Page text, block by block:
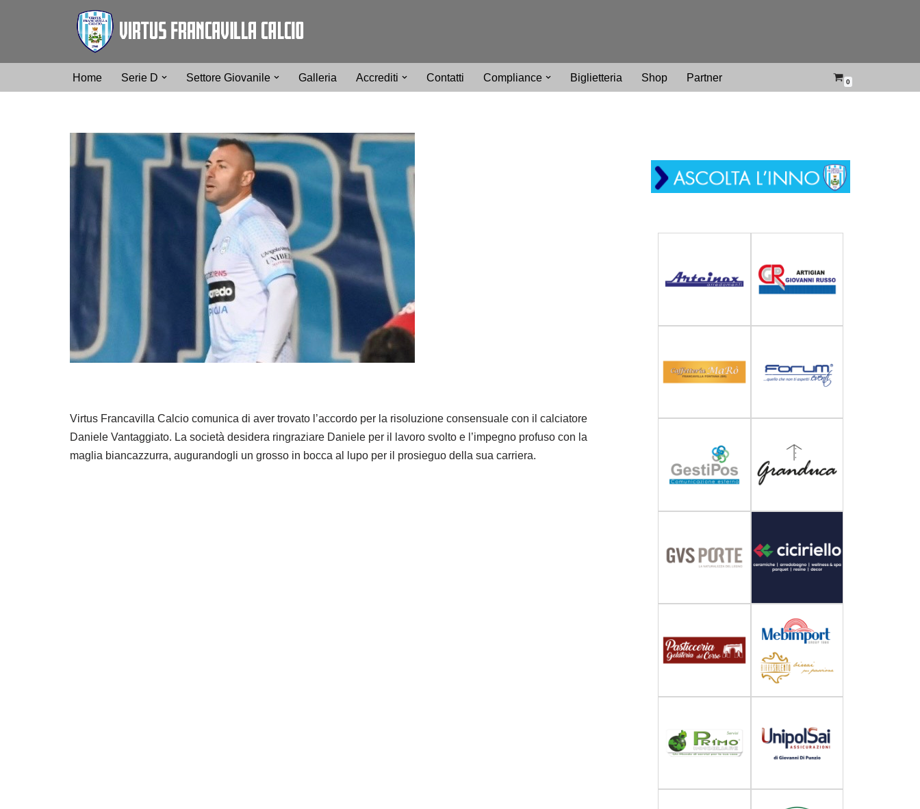
Home Serie D Settore Giovanile Galleria Accrediti Contatti Compliance Biglietteria Shop Partner 0
Virtus Francavilla Calcio comunica di aver trovato l’accordo per la risoluzione consensuale con il calciatore
Daniele Vantaggiato. La società desidera ringraziare Daniele per il lavoro svolto e l’impegno profuso con la
maglia biancazzurra, augurandogli un grosso in bocca al lupo per il prosieguo della sua carriera.